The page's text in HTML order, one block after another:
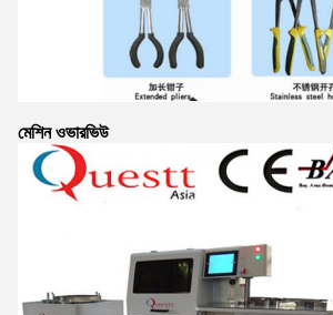
মেশিন ওভারভিউ